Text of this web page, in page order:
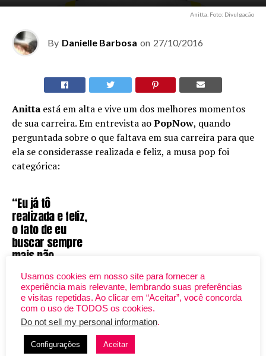
Anitta. Foto: Divulgação
By Danielle Barbosa on 27/10/2016
Anitta está em alta e vive um dos melhores momentos
de sua carreira. Em entrevista aoPopNow, quando
perguntada sobre o que faltava em sua carreira para que
ela se considerasse realizada e feliz, a musa pop foi
categórica:
“Eu já tô
realizada e feliz,
o fato de eu
buscar sempre
mais não
significa que eu
não estou
realizada… eu to
muito feliz com
tudo que eu
tenho, que eu
conquistei.” (sic)
Usamos cookies em nosso site para fornecer a
experiência mais relevante, lembrando suas preferências
e visitas repetidas. Ao clicar em “Aceitar”, você concorda
com o uso de TODOS os cookies.
Do not sell my personal information.
Configurações Aceitar